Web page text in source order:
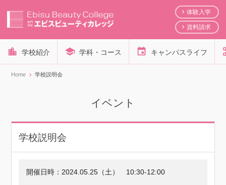
体験入学
資料請求
学校紹介 学科・コース キャンパスライフ
Home 学校説明会
イベント
学校説明会
開催日時： 2024.05.25（土） 10:30-12:00